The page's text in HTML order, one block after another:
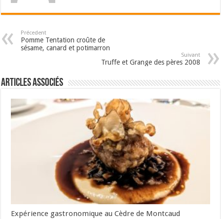
Précedent
Pomme Tentation croûte de
sésame, canard et potimarron
Suivant
Truffe et Grange des pères 2008
Articles associés
Expérience gastronomique au Cèdre de Montcaud